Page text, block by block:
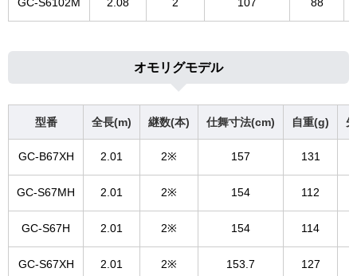
オモリグモデル
型番 全長(m) 継数(本) 仕舞寸法(cm) 自重(g)
GC-B67XH 2.01 2※ 157 131
GC-S67MH 2.01 2※ 154 112
GC-S67H 2.01 2※ 154 114
GC-S67XH 2.01 2※ 153.7 127